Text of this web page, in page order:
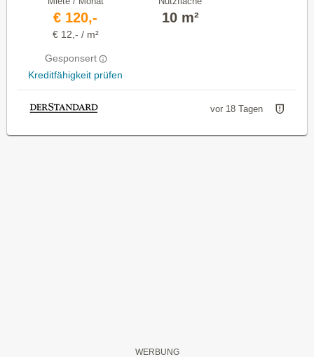
€ 120,-
€ 12,- / m²
Gesponsert
Kreditfähigkeit prüfen
10 m²
vor 18 Tagen